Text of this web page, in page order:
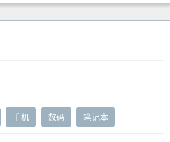
手机 数码 笔记本